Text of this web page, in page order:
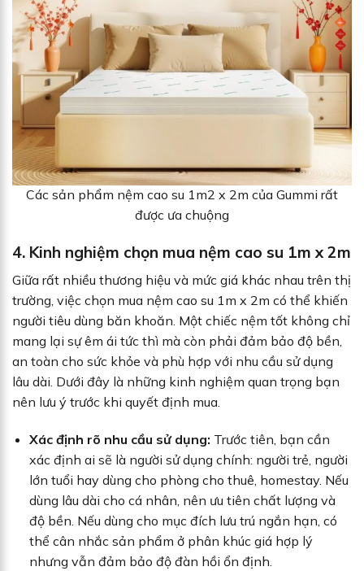
Các sản phẩm nệm cao su 1m2 x 2m của Gummi rất
được ưa chuộng
4. Kinh nghiệm chọn mua nệm cao su 1m x 2m
Giữa rất nhiều thương hiệu và mức giá khác nhau trên thị
trường, việc chọn mua nệm cao su 1m x 2m có thể khiến
người tiêu dùng băn khoăn. Một chiếc nệm tốt không chỉ
mang lại sự êm ái tức thì mà còn phải đảm bảo độ bền,
an toàn cho sức khỏe và phù hợp với nhu cầu sử dụng
lâu dài. Dưới đây là những kinh nghiệm quan trọng bạn
nên lưu ý trước khi quyết định mua.
Xác định rõ nhu cầu sử dụng: Trước tiên, bạn cần
xác định ai sẽ là người sử dụng chính: người trẻ, người
lớn tuổi hay dùng cho phòng cho thuê, homestay. Nếu
dùng lâu dài cho cá nhân, nên ưu tiên chất lượng và
độ bền. Nếu dùng cho mục đích lưu trú ngắn hạn, có
thể cân nhắc sản phẩm ở phân khúc giá hợp lý
nhưng vẫn đảm bảo độ đàn hồi ổn định.